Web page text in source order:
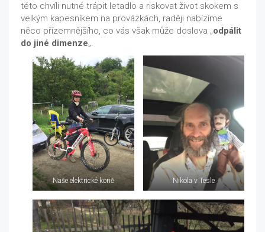
této chvíli nutné trápit letadlo a riskovat život skokem s
velkým kapesníkem na provázkách, raději nabízíme
něco přízemnějšího, co vás však může doslova „odpálit
do jiné dimenze„.
Naše elektrické koně Nikola v Tesle